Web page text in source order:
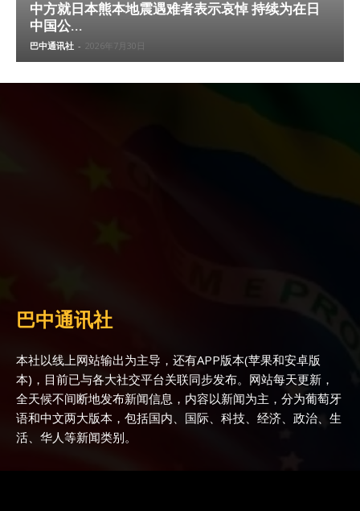
中方就日本熊本地震遇难者表示哀悼 持续为在日
中国公...
巴中通讯社 - 2026年7月30日
巴中通讯社
本社以线上网站输出为主导，还有APP版本(苹果和安卓版
本)，目前已与各大社交平台关联同步发布。网站每天更新，
全天候不间断地发布新闻信息，内容以新闻为主，分为葡萄牙
语和中文两大版本，包括国内、国际、科技、经济、政治、生
活、华人等新闻类别。